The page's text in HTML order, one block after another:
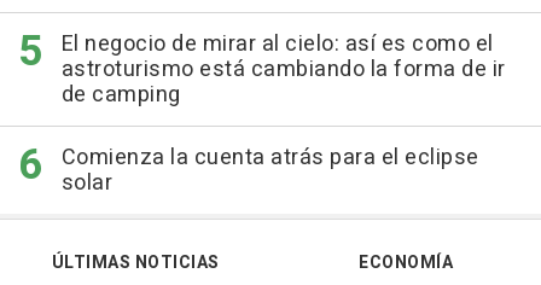
El negocio de mirar al cielo: así es como el
astroturismo está cambiando la forma de ir
de camping
Comienza la cuenta atrás para el eclipse
solar
ÚLTIMAS NOTICIAS
ECONOMÍA